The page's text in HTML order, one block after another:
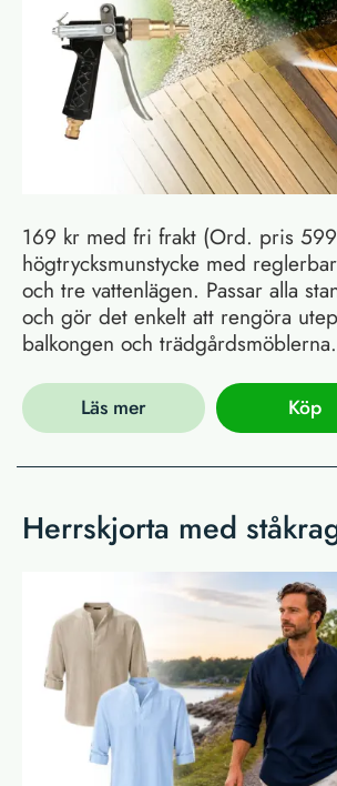
169 kr med fri frakt (Ord. pris
högtrycksmunstycke med
och tre vattenlägen. Passar alla
och gör det enkelt att rengöra
balkongen och trädgårdsmöblerna.
Läs mer Köp
Herrskjorta med